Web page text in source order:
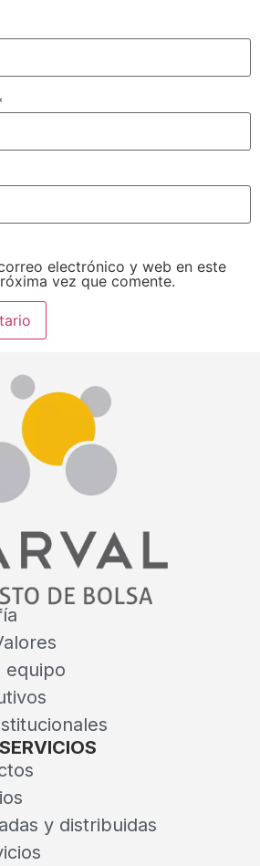
electrónico y web en este
vez que comente.
equipo
y distribuidas